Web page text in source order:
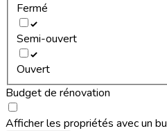
Fermé
Semi-ouvert
Ouvert
Budget de rénovation
Afficher les propriétés avec un